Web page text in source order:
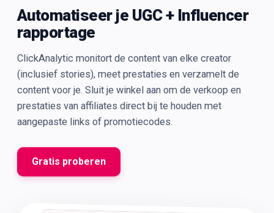
Automatiseer je UGC + Influencer
rapportage
ClickAnalytic monitort de content van elke creator
(inclusief stories), meet prestaties en verzamelt de
content voor je. Sluit je winkel aan om de verkoop en
prestaties van affiliates direct bij te houden met
aangepaste links of promotiecodes.
Gratis proberen